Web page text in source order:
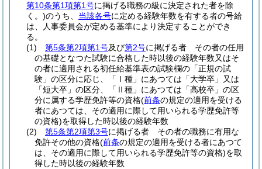
第10条第1項第1号に掲げる職務の級に決定された者を除
く。)のうち、 当該各号に定める経験年数を有する者の号給
は、人事委員会が定める基準により決定することができ
る。
(1)
第5条第2項第1号及び第2号に掲げる者 その者の任用
の基礎となつた試験に合格した時以後の経験年数又はそ
の者に適用される初任給基準表の試験欄の「正規の試
験」の区分に応じ、「Ⅰ種」にあつては「大学卒」又は
「短大卒」の区分、「Ⅱ種」にあつては「高校卒」の区
分に属する学歴免許等の資格(前条の規定の適用を受ける
者にあつては、その適用に際して用いられる学歴免許等
の資格)を取得した時以後の経験年数
(2)
第5条第2項第3号に掲げる者 その者の職務に有用な
免許その他の資格(前条の規定の適用を受ける者にあつて
は、その適用に際して用いられる学歴免許等の資格)を取
得した時以後の経験年数